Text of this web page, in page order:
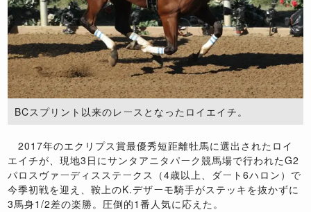
BCスプリント以来のレースとなったロイエイチ。
2017年のエクリプス賞最優秀短距離牡馬に選出されたロイ
エイチが、現地3日にサンタアニタパーク競馬場で行われたG2
パロスヴァーディスステークス（4歳以上、ダート6ハロン）で
今季初戦を迎え、鞍上のK.デザーモ騎手がステッキを抜かずに
3馬身1/2差の楽勝。圧倒的1番人気に応えた。